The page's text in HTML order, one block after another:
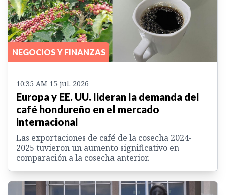
NEGOCIOS Y FINANZAS
10:35 AM 15 jul. 2026
Europa y EE. UU. lideran la demanda del
café hondureño en el mercado
internacional
Las exportaciones de café de la cosecha 2024-
2025 tuvieron un aumento significativo en
comparación a la cosecha anterior.